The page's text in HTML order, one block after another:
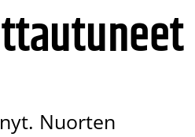
Nuorten